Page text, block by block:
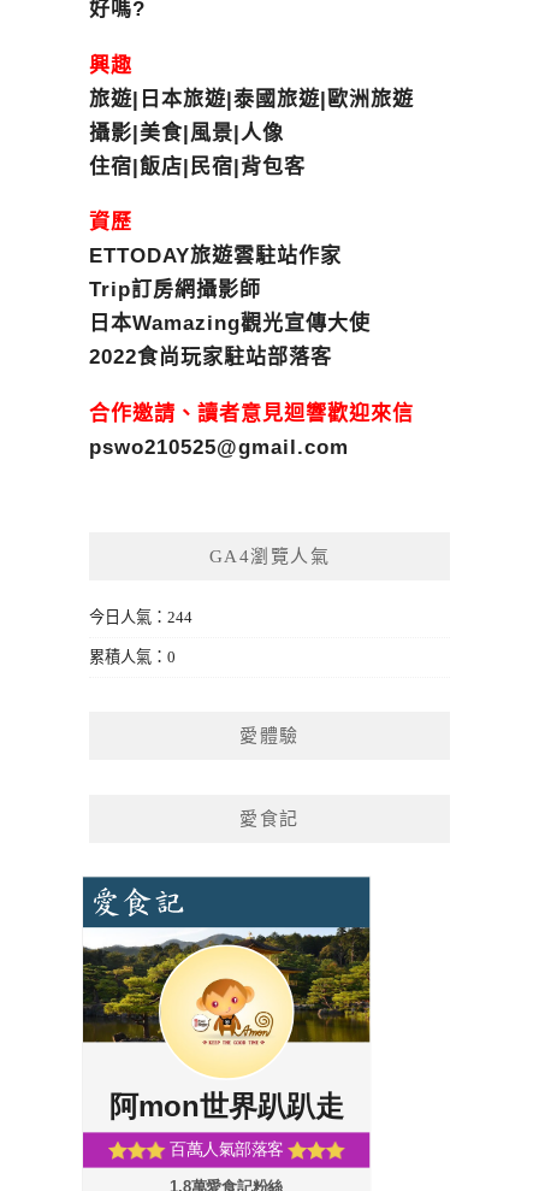
好嗎?
興趣
旅遊|日本旅遊|泰國旅遊|歐洲旅遊
攝影|美食|風景|人像
住宿|飯店|民宿|背包客
資歷
ETTODAY旅遊雲駐站作家
Trip訂房網攝影師
日本Wamazing觀光宣傳大使
2022食尚玩家駐站部落客
合作邀請、讀者意見迴響歡迎來信
pswo210525@gmail.com
GA4瀏覽人氣
今日人氣：244
累積人氣：0
愛體驗
愛食記